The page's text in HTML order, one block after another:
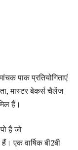
पाक प्रतियोगिताएं
मास्टर बेकर्स चैलेंज
हैं।
है जो
एक वार्षिक बी2बी